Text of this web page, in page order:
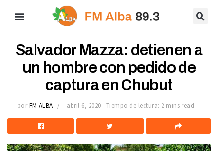
Salvador Mazza: detienen a
un hombre con pedido de
captura en Chubut
por FM ALBA abril 6, 2020 Tiempo de lectura: 2 mins read